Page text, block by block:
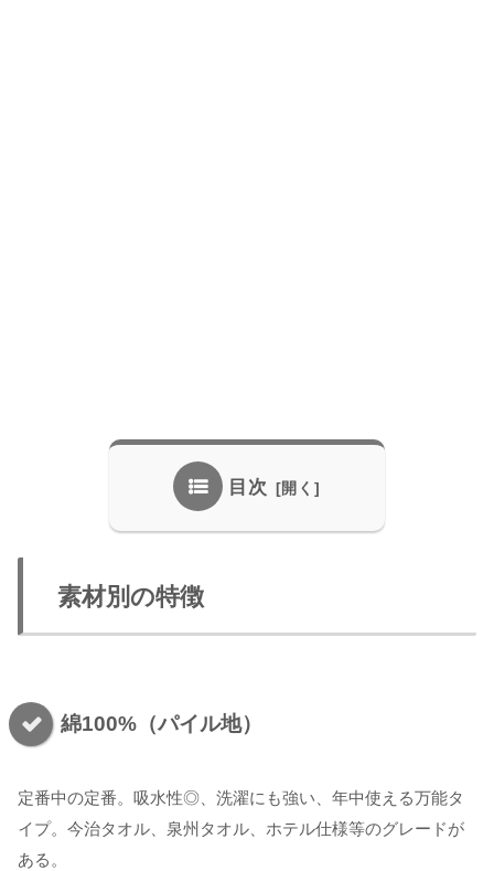
目次
素材別の特徴
綿100%（パイル地）
定番中の定番。吸水性◎、洗濯にも強い、年中使える万能タ
イプ。今治タオル、泉州タオル、ホテル仕様等のグレードが
ある。